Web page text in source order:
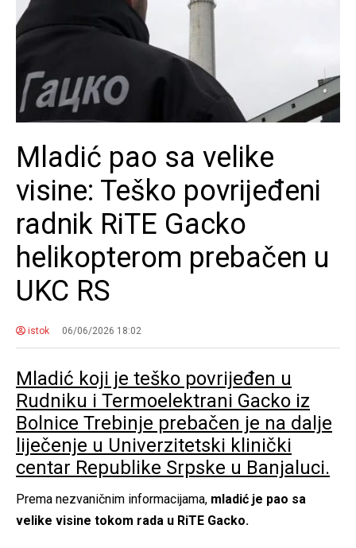
Mladić pao sa velike
visine: Teško povrijeđeni
radnik RiTE Gacko
helikopterom prebačen u
UKC RS
istok 06/06/2026 18:02
Mladić koji je teško povrijeđen u
Rudniku i Termoelektrani Gacko iz
Bolnice Trebinje prebačen je na dalje
liječenje u Univerzitetski klinički
centar Republike Srpske u Banjaluci.
Prema nezvaničnim informacijama, mladić je pao sa
velike visine tokom rada u RiTE Gacko.